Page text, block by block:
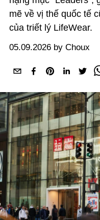
mẽ về vị thế quốc tế
của triết lý LifeWear.
05.09.2026 by Choux